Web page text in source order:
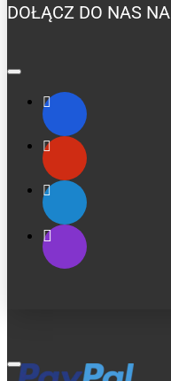
DOŁĄCZ DO NAS NA